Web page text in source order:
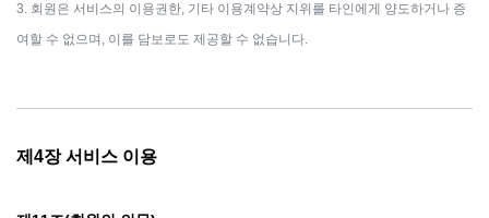
3. 회원은 서비스의 이용권한, 기타 이용계약상 지위를 타인에게 양도하거나 증
여할 수 없으며, 이를 담보로도 제공할 수 없습니다.
제4장 서비스 이용